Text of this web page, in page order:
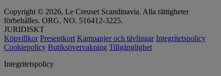
Copyright © 2026, Le Creuset Scandinavia. Alla rättigheter
förbehålles. ORG. NO. 516412-3225.
JURIDISKT
Köpvillkor Presentkort Kampanjer och tävlingar Integritetspolicy
Cookiepolicy Butiksövervakning Tillgänglighet
Integritetspolicy